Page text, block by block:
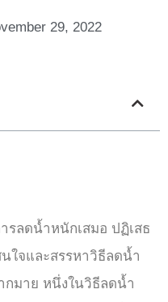
29, 2022
ลดน้ำหนักเสมอ ปฏิเสธ
ใจและสรรหาวิธีลดน้ำ
มาย หนึ่งในวิธีลดน้ำ